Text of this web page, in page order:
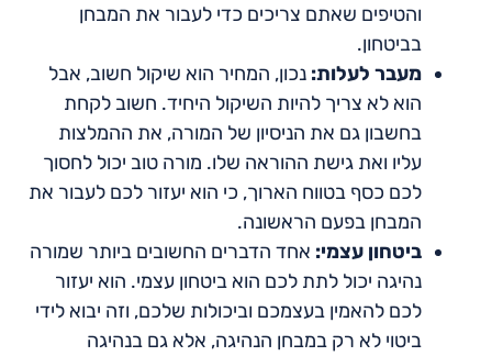
והטיפים שאתם צריכים כדי לעבור את המבחן
בביטחון.
מעבר לעלות: נכון, המחיר הוא שיקול חשוב, אבל
הוא לא צריך להיות השיקול היחיד. חשוב לקחת
בחשבון גם את הניסיון של המורה, את ההמלצות
עליו ואת גישת ההוראה שלו. מורה טוב יכול לחסוך
לכם כסף בטווח הארוך, כי הוא יעזור לכם לעבור את
המבחן בפעם הראשונה.
ביטחון עצמי: אחד הדברים החשובים ביותר שמורה
נהיגה יכול לתת לכם הוא ביטחון עצמי. הוא יעזור
לכם להאמין בעצמכם וביכולות שלכם, וזה יבוא לידי
ביטוי לא רק במבחן הנהיגה, אלא גם בנהיגה